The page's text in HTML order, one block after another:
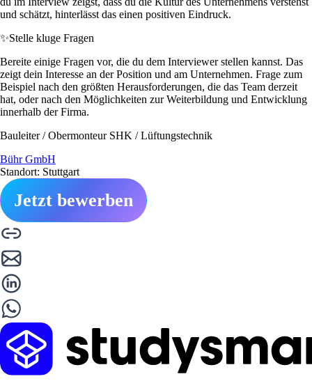
und schätzt, hinterlässt das einen positiven Eindruck.
✨Stelle kluge Fragen
Bereite einige Fragen vor, die du dem Interviewer stellen kannst. Das
zeigt dein Interesse an der Position und am Unternehmen. Frage zum
Beispiel nach den größten Herausforderungen, die das Team derzeit
hat, oder nach den Möglichkeiten zur Weiterbildung und Entwicklung
innerhalb der Firma.
Bauleiter / Obermonteur SHK / Lüftungstechnik
Bühr GmbH
Standort: Stuttgart
Jetzt bewerben